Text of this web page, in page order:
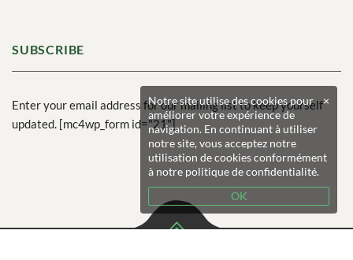
SUBSCRIBE
Enter your email address for our mailing list to keep yourself
updated. [mc4wp_form id="21"]
×
Notre site utilise des cookies pour
améliorer votre expérience de
navigation. En continuant à utiliser
notre site, vous acceptez notre
utilisation de cookies conformément
à notre politique de confidentialité.
OK